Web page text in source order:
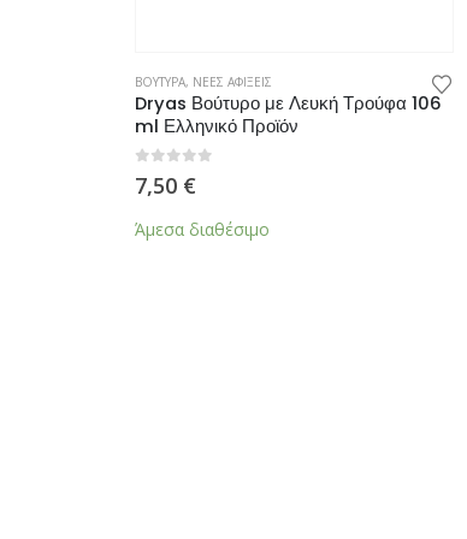
ΒΟΥΤΥΡΑ, ΝΕΕΣ ΑΦΙΞΕΙΣ
Dryas Βούτυρο με Λευκή Τρούφα 106
ml Ελληνικό Προϊόν
7,50 €
Άμεσα διαθέσιμο